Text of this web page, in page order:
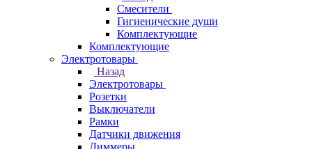
Смесители
Гигиенические души
Комплектующие
Комплектующие
Электротовары
Назад
Электротовары
Розетки
Выключатели
Рамки
Датчики движения
Диммеры